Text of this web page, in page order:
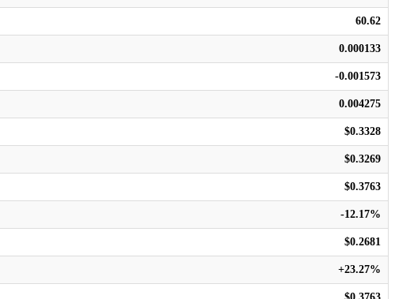
60.62
0.000133
-0.001573
0.004275
$0.3328
$0.3269
$0.3763
-12.17%
$0.2681
+23.27%